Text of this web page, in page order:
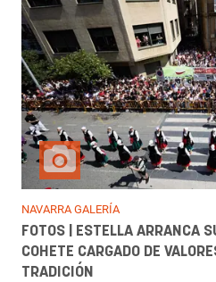
NAVARRA GALERÍA
FOTOS | ESTELLA ARRANCA
COHETE CARGADO DE
TRADICIÓN